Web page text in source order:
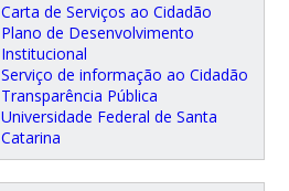
Carta de Serviços ao Cidadão
Plano de Desenvolvimento
Institucional
Serviço de informação ao Cidadão
Transparência Pública
Universidade Federal de Santa
Catarina